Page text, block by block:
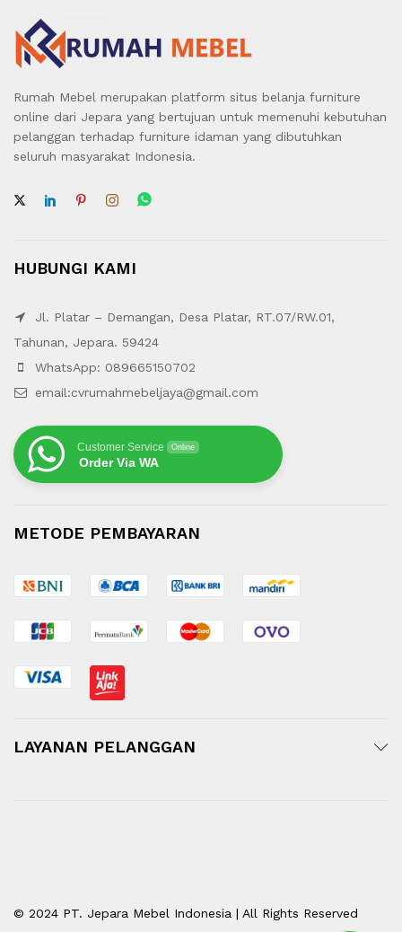
Rumah Mebel merupakan platform situs belanja furniture
online dari Jepara yang bertujuan untuk memenuhi kebutuhan
pelanggan terhadap furniture idaman yang dibutuhkan
seluruh masyarakat Indonesia.
HUBUNGI KAMI
Jl. Platar – Demangan, Desa Platar, RT.07/RW.01,
Tahunan, Jepara. 59424
WhatsApp: 089665150702
email:cvrumahmebeljaya@gmail.com
Customer Service Online
Order Via WA
METODE PEMBAYARAN
LAYANAN PELANGGAN
© 2024 PT. Jepara Mebel Indonesia | All Rights Reserved